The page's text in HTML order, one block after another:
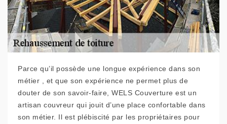
Parce qu’il possède une longue expérience dans son
métier , et que son expérience ne permet plus de
douter de son savoir-faire, WELS Couverture est un
artisan couvreur qui jouit d’une place confortable dans
son métier. Il est plébiscité par les propriétaires pour